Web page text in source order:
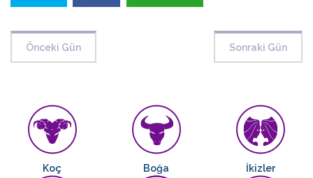
Önceki Gün Sonraki Gün
Koç Boğa İkizler